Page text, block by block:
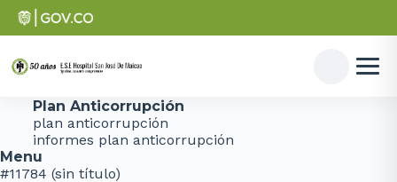
Plan Anticorrupción
plan anticorrupción
informes plan anticorrupción
Menu
#11784 (sin título)